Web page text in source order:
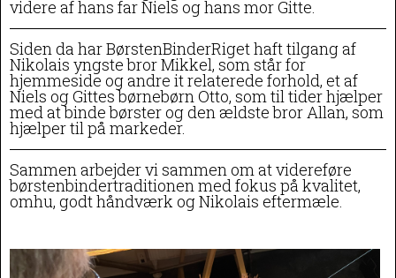
videre af hans far Niels og hans mor Gitte.
Siden da har BørstenBinderRiget haft tilgang af
Nikolais yngste bror Mikkel, som står for
hjemmeside og andre it relaterede forhold, et af
Niels og Gittes børnebørn Otto, som til tider hjælper
med at binde børster og den ældste bror Allan, som
hjælper til på markeder.
Sammen arbejder vi sammen om at videreføre
børstenbindertraditionen med fokus på kvalitet,
omhu, godt håndværk og Nikolais eftermæle.